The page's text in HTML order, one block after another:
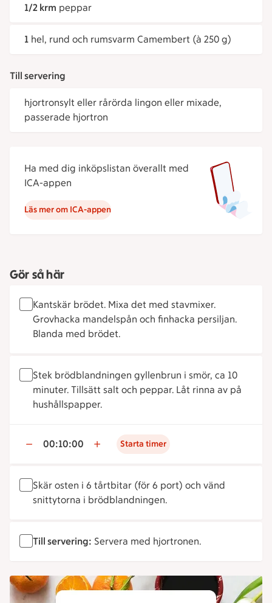
1/2 krm peppar
1 hel, rund och rumsvarm Camembert (à 250 g)
Till servering
hjortronsylt eller rårörda lingon eller mixade,
passerade hjortron
Ha med dig inköpslistan överallt med
ICA-appen
Läs mer om ICA-appen
Gör så här
Kantskär brödet. Mixa det med stavmixer.
Grovhacka mandelspån och finhacka persiljan.
Blanda med brödet.
Stek brödblandningen gyllenbrun i smör, ca 10
minuter. Tillsätt salt och peppar. Låt rinna av på
hushållspapper.
00:10:00 Starta timer
Skär osten i 6 tårtbitar (för 6 port) och vänd
snittytorna i brödblandningen.
Till servering: Servera med hjortronen.